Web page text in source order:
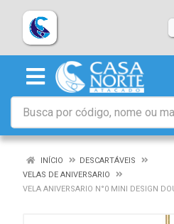
INÍCIO
DESCARTÁVEIS
VELAS DE ANIVERSARIO
VELA ANIVERSARIO N°0 MINI DESIGN